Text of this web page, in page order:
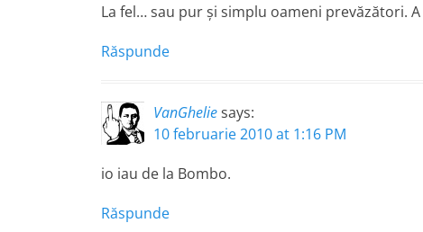
La fel… sau pur şi simplu oameni prevăzători.
Răspunde
VanGheliesays:
10 februarie 2010 at 1:16 PM
io iau de la Bombo.
Răspunde